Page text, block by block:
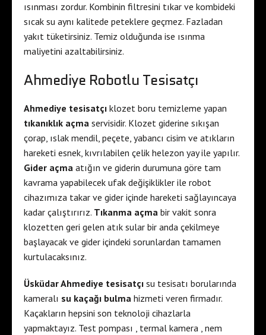
ısınması zordur. Kombinin filtresini tıkar ve kombideki
sıcak su aynı kalitede peteklere geçmez. Fazladan
yakıt tüketirsiniz. Temiz olduğunda ise ısınma
maliyetini azaltabilirsiniz.
Ahmediye Robotlu Tesisatçı
Ahmediye tesisatçı klozet boru temizleme yapan
tıkanıklık açma servisidir. Klozet giderine sıkışan
çorap, ıslak mendil, peçete, yabancı cisim ve atıkların
hareketi esnek, kıvrılabilen çelik helezon yay ile yapılır.
Gider açma atığın ve giderin durumuna göre tam
kavrama yapabilecek ufak değişiklikler ile robot
cihazımıza takar ve gider içinde hareketi sağlayıncaya
kadar çalıştırırız. Tıkanma açma bir vakit sonra
klozetten geri gelen atık sular bir anda çekilmeye
başlayacak ve gider içindeki sorunlardan tamamen
kurtulacaksınız.
Üsküdar Ahmediye tesisatçı su tesisatı borularında
kameralı su kaçağı bulma hizmeti veren firmadır.
Kaçakların hepsini son teknoloji cihazlarla
yapmaktayız. Test pompası , termal kamera , nem